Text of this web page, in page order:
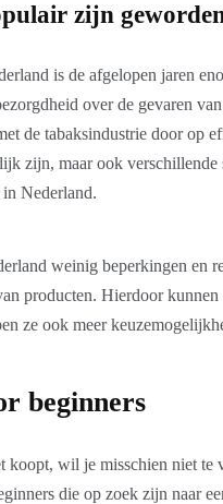
zijn
is de afgelopen jaren
over de gevaren
de tabaksindustrie door op
zijn, maar ook
in Nederland.
weinig beperkingen en
producten. Hierdoor
ze ook meer
beginners
koopt, wil je misschien niet te
die op zoek zijn naar